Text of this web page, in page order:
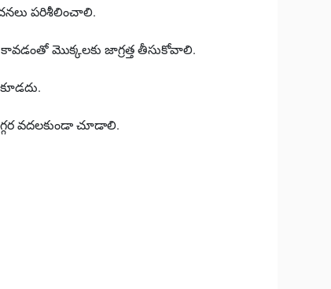
పరిశీలించాలి.
మొక్కలకు జాగ్రత్త తీసుకోవాలి.
వదలకుండా చూడాలి.